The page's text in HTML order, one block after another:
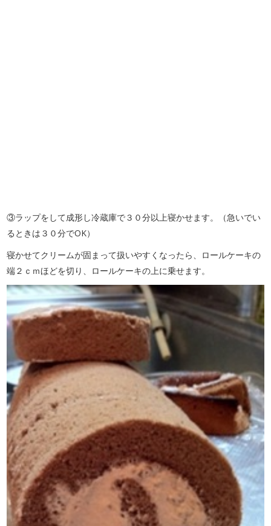
③ラップをして成形し冷蔵庫で３０分以上寝かせます。（急いでい
るときは３０分でOK）
寝かせてクリームが固まって扱いやすくなったら、ロールケーキの
端２ｃｍほどを切り、ロールケーキの上に乗せます。